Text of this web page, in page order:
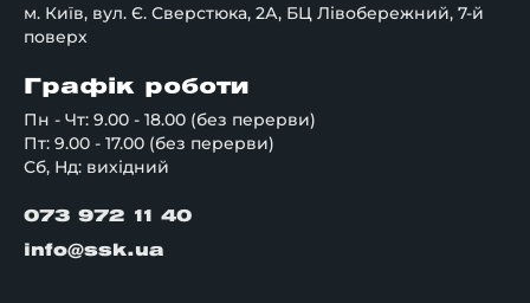
м. Київ, вул. Є. Сверстюка, 2А, БЦ Лівобережний, 7-й
поверх
Графік роботи
Пн - Чт: 9.00 - 18.00 (без перерви)
Пт: 9.00 - 17.00 (без перерви)
Сб, Нд: вихідний
073 972 11 40
info@ssk.ua